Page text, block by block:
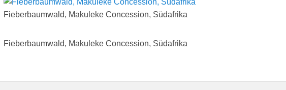
Fieberbaumwald, Makuleke Concession, Südafrika
Fieberbaumwald, Makuleke Concession, Südafrika